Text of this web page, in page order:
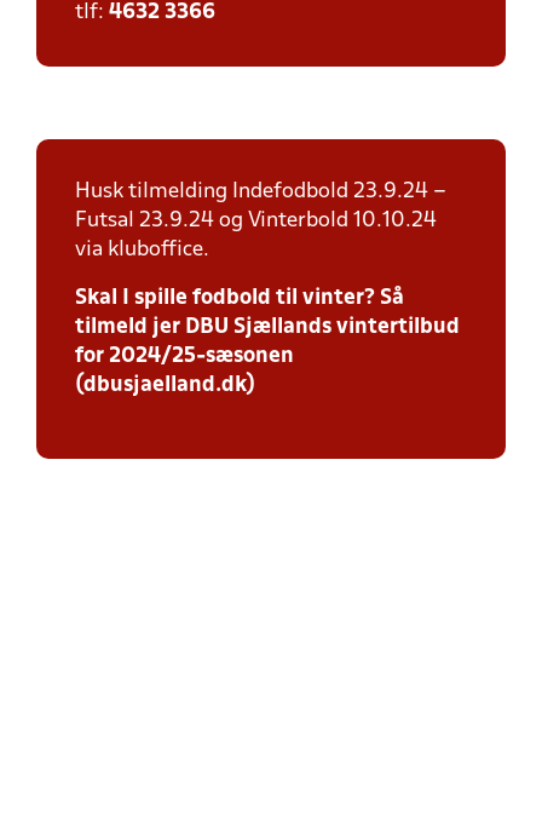
tlf: 4632 3366
Husk tilmelding Indefodbold 23.9.24 –
Futsal 23.9.24 og Vinterbold 10.10.24
via kluboffice.
Skal I spille fodbold til vinter? Så
tilmeld jer DBU Sjællands vintertilbud
for 2024/25-sæsonen
(dbusjaelland.dk)